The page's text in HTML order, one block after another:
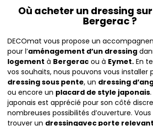
Où acheter un dressing
Bergerac ?
DECOmat vous propose un
pour l’aménagement d’un dressing
logement à Bergerac ou à Eymet. En
vos souhaits, nous pouvons vous installer
dressing sous pente, un dressing
ou encore un placard de style japonais
japonais est apprécié pour son côté
nombreuses possibilités d’ouverture.
trouver un dressingavec porte